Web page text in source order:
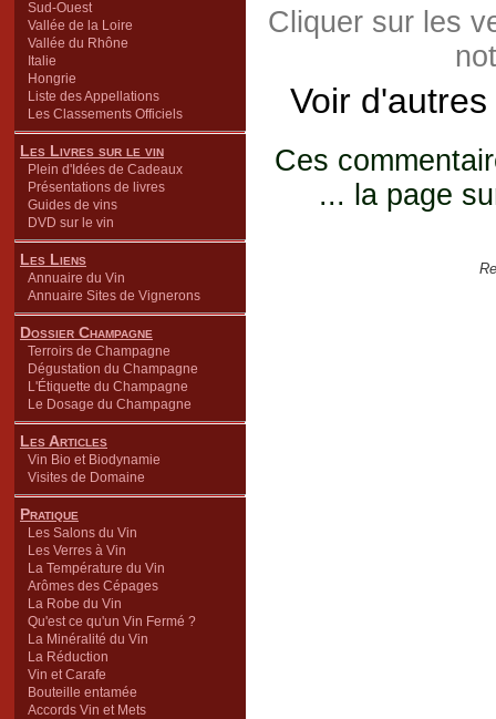
Sud-Ouest
Vallée de la Loire
Vallée du Rhône
Italie
Hongrie
Liste des Appellations
Les Classements Officiels
Les Livres sur le vin
Plein d'Idées de Cadeaux
Présentations de livres
Guides de vins
DVD sur le vin
Les Liens
Annuaire du Vin
Annuaire Sites de Vignerons
Dossier Champagne
Terroirs de Champagne
Dégustation du Champagne
L'Étiquette du Champagne
Le Dosage du Champagne
Les Articles
Vin Bio et Biodynamie
Visites de Domaine
Pratique
Les Salons du Vin
Les Verres à Vin
La Température du Vin
Arômes des Cépages
La Robe du Vin
Qu'est ce qu'un Vin Fermé ?
La Minéralité du Vin
La Réduction
Vin et Carafe
Bouteille entamée
Accords Vin et Mets
Cliquer sur les
Voir
Ces
... la page